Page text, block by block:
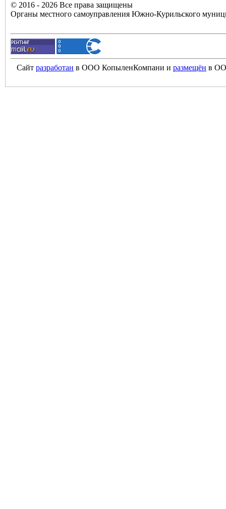
© 2016 - 2026 Все права защищены
Органы местного самоуправления Южно-Курильского
Сайт разработан в ООО КопыленКомпани и размещён в